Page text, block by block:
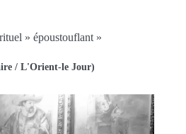
» époustouflant »
/ L'Orient-le Jour)